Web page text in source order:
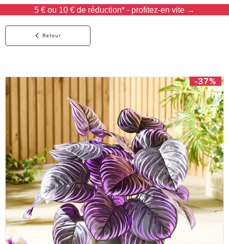
5 € ou 10 € de réduction* - profitez-en vite →
Retour
-37%